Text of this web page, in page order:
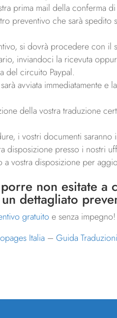
prima mail della conferma
preventivo che sarà
si dovrà procedere con
inviandoci la ricevuta
del circuito Paypal.
avviata immediatamente
della vostra traduzione
i vostri documenti
disposizione presso i nostri
a vostra disposizione per
non esitate
dettagliato
gratuitoe senza impegno!
Italia –Guida Traduzioni